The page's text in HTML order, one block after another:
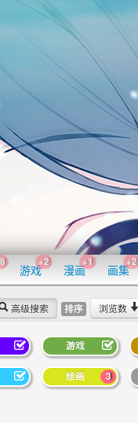
游戏
+2
漫画
+1
画集
+2
高级搜索 排序 浏览数
游戏
3
绘画